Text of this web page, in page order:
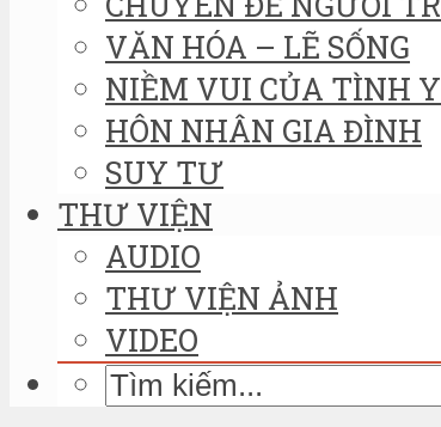
VĂN HÓA – LẼ SỐNG
NIỀM VUI CỦA TÌNH
HÔN NHÂN GIA ĐÌNH
SUY TƯ
THƯ VIỆN
AUDIO
THƯ VIỆN ẢNH
VIDEO